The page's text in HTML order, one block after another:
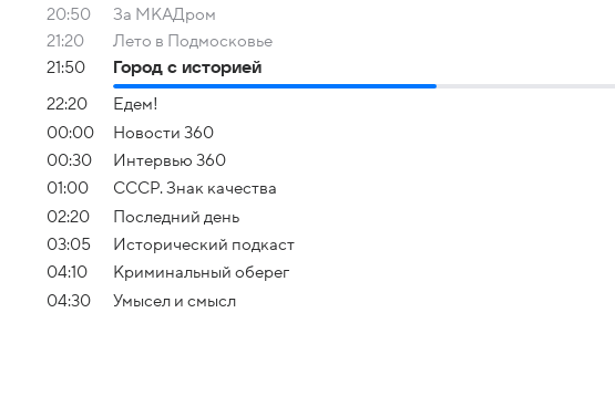
20:50
За МКАДром
21:20
Лето в Подмосковье
21:50
Город с историей
22:20
Едем!
00:00
Новости 360
00:30
Интервью 360
01:00
СССР. Знак качества
02:20
Последний день
03:05
Исторический подкаст
04:10
Криминальный оберег
04:30
Умысел и смысл